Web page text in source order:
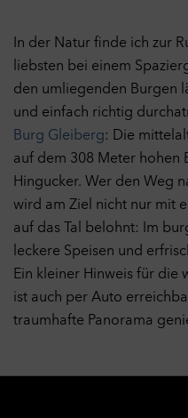
In der Natur finde ich zur
liebsten bei einem
den umliegenden Burgen
und einfach richtig
Burg Gleiberg: Die
auf dem 308 Meter hohen
Hingucker. Wer den Weg
wird am Ziel nicht nur mit
auf das Tal belohnt: Im
leckere Speisen und
Ein kleiner Hinweis für die
ist auch per Auto
traumhafte Panorama